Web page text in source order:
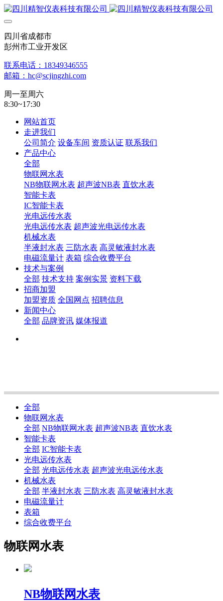
四川省成都市
彭州市工业开发区
联系电话：18349346555
邮箱：hc@scjingzhi.com
周一至周六
8:30~17:30
网站首页
走进我们
公司简介 设备车间 资质认证 联系我们
产品中心
全部
物联网水表
NB物联网水表 超声波NB表 直饮水表
智能卡表
IC智能卡表
光电远传水表
光电远传水表 超声波光电远传水表
机械水表
半液封水表 三防水表 高灵敏液封水表
电磁流量计 表箱 综合收费平台
技术与案例
全部 技术支持 案例实景 资料下载
招商加盟
加盟资质 全国网点 招聘信息
新闻中心
全部 品牌资讯 媒体报道
全部
物联网水表
全部 NB物联网水表 超声波NB表 直饮水表
智能卡表
全部 IC智能卡表
光电远传水表
全部 光电远传水表 超声波光电远传水表
机械水表
全部 半液封水表 三防水表 高灵敏液封水表
电磁流量计
表箱
综合收费平台
物联网水表
NB物联网水表